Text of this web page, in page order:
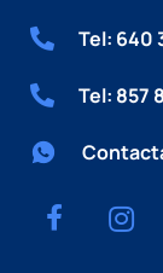
Tel: 640
Tel: 857